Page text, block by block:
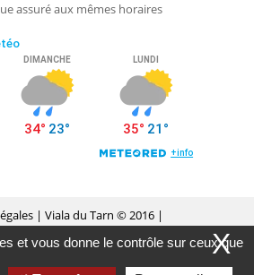
assuré aux mêmes horaires
| Viala du Tarn © 2016 |
- Solution de site internet pour X
et vous donne le contrôle sur ceux que